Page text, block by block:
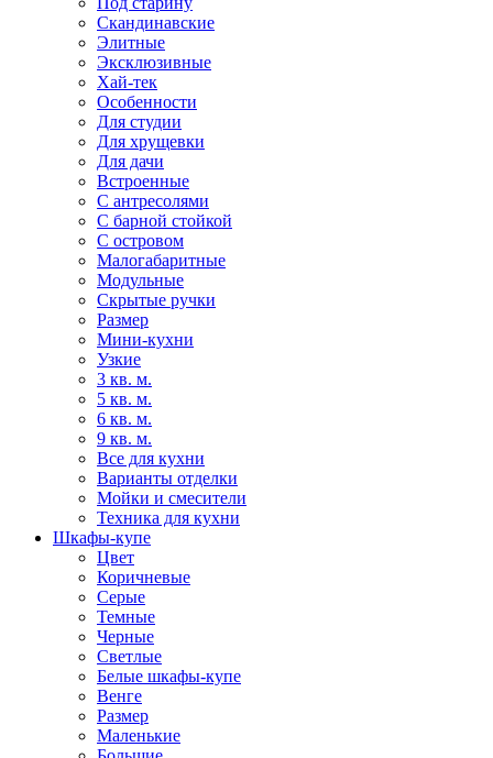
Скандинавские
Элитные
Эксклюзивные
Хай-тек
Особенности
Для студии
Для хрущевки
Для дачи
Встроенные
С антресолями
С барной стойкой
С островом
Малогабаритные
Модульные
Скрытые ручки
Размер
Мини-кухни
Узкие
3 кв. м.
5 кв. м.
6 кв. м.
9 кв. м.
Все для кухни
Варианты отделки
Мойки и смесители
Техника для кухни
Шкафы-купе
Цвет
Коричневые
Серые
Темные
Черные
Светлые
Белые шкафы-купе
Венге
Размер
Маленькие